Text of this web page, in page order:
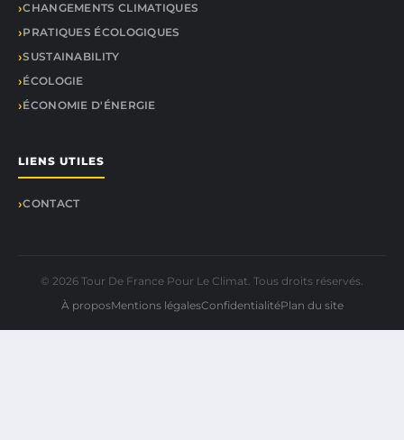
CHANGEMENTS CLIMATIQUES
PRATIQUES ÉCOLOGIQUES
SUSTAINABILITY
ÉCOLOGIE
ÉCONOMIE D'ÉNERGIE
LIENS UTILES
CONTACT
© 2026 Tour De France Pour Le Climat. Tous droits réservés.
À proposMentions légalesConfidentialitéPlan du site